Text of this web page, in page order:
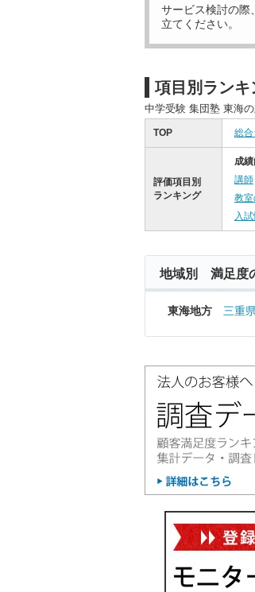
サービス検討の際
立てください。
項目別ランキ
中学受験 集団塾 東海
TOP 総
評価項目別
ランキング
成
講師
教
入
地域別 満足度
東海地方 三重県